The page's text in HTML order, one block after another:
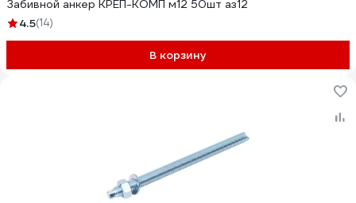
Забивной анкер КРЕП-КОМП м12 50шт аз12
4.5(14)
В корзину